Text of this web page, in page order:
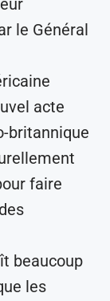
le Général
acte
britannique
faire
beaucoup
les